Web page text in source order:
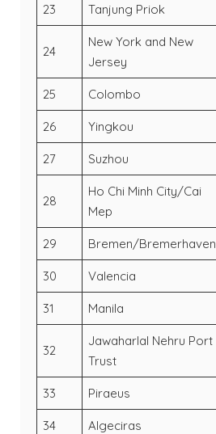
23 Tanjung Priok
24
New York and New
Jersey
25 Colombo
26 Yingkou
27 Suzhou
28
Ho Chi Minh City/Cai
Mep
29 Bremen/Bremerhaven
30 Valencia
31 Manila
32
Jawaharlal Nehru Port
Trust
33 Piraeus
34 Algeciras